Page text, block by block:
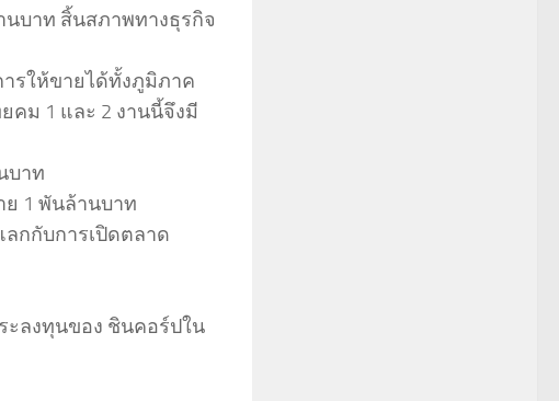
นบาท สิ้นสภาพทางธุรกิจ
รให้ขายได้ทั้งภูมิภาค
คม 1 และ 2 งานนี้จึงมี
บาท
1 พันล้านบาท
ลกกับการเปิดตลาด
ลงทุนของ ชินคอร์ปใน